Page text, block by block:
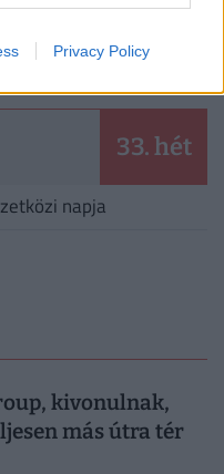
Privacy Policy
a Szigeten
Tovább
33. hét
napja
kivonulnak,
más útra tér